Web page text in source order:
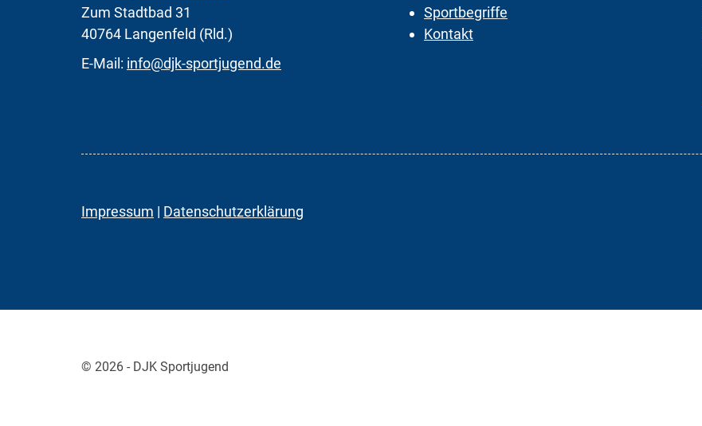
Zum Stadtbad 31
40764 Langenfeld (Rld.)
E-Mail: info@djk-sportjugend.de
Sportbegriffe
Kontakt
Impressum | Datenschutzerklärung
© 2026 - DJK Sportjugend